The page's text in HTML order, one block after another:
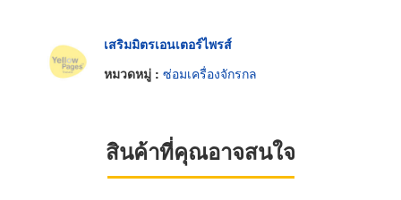
เสริมมิตรเอนเตอร์ไพรส์
หมวดหมู่ : ซ่อมเครื่องจักรกล
สินค้าที่คุณอาจสนใจ